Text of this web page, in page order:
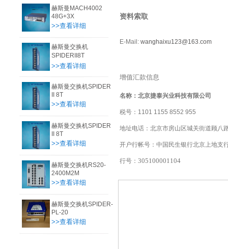
赫斯曼MACH4002
48G+3X
>>查看详细
赫斯曼交换机
SPIDERII8T
>>查看详细
赫斯曼交换机SPIDER
II 8T
>>查看详细
赫斯曼交换机SPIDER
II 8T
>>查看详细
赫斯曼交换机RS20-
2400M2M
>>查看详细
赫斯曼交换机SPIDER-
PL-20
>>查看详细
资料索取
E-Mail: wanghaixu123@163.com
增值汇款信息
名称： 北京捷泰兴业科技有限公司
税号： 1101 1155 8552 955
地址电话：北京市房山区城关街道顾八
开户行帐号：中国民生银行北京上地支
行号： 305100001104